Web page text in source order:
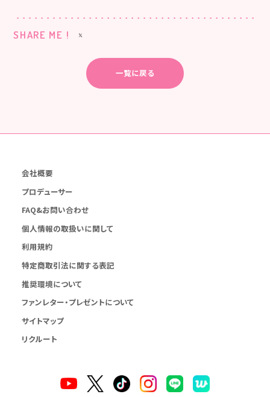
SHARE ME !
一覧に戻る
会社概要
プロデューサー
FAQ&お問い合わせ
個人情報の取扱いに関して
利用規約
特定商取引法に関する表記
推奨環境について
ファンレター・プレゼントについて
サイトマップ
リクルート